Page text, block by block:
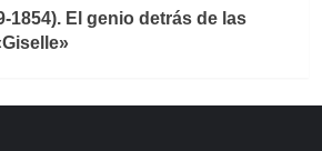
1854). El genio detrás de las